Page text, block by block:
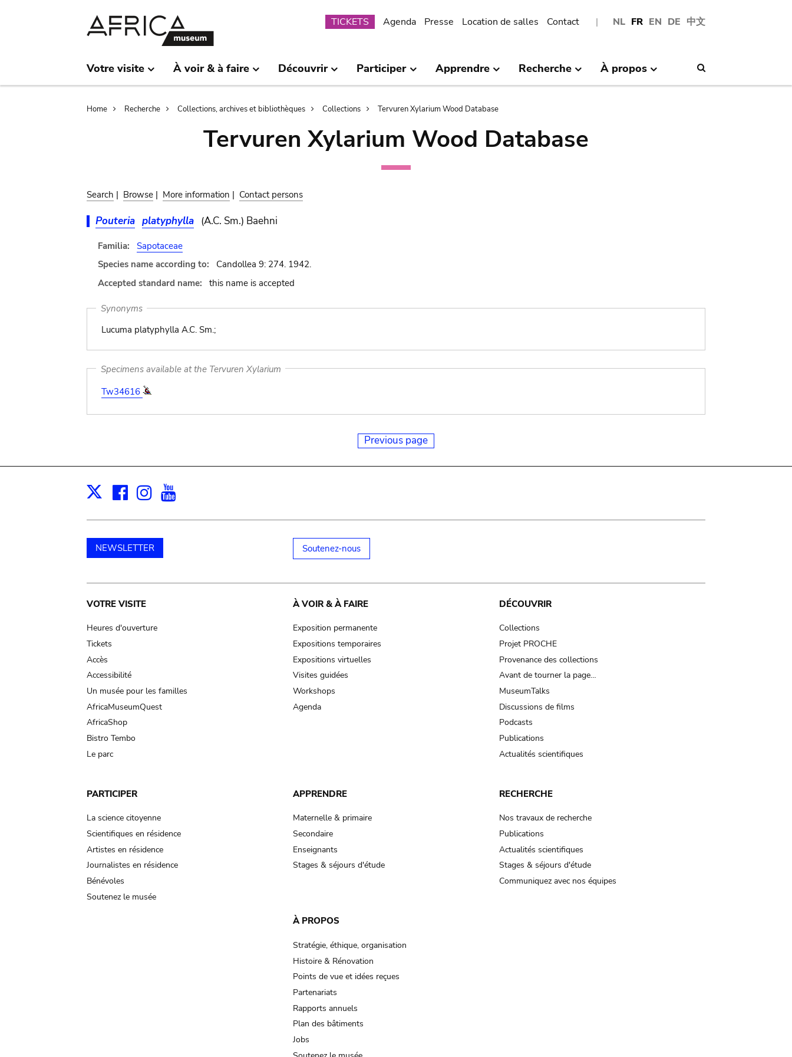
NL FR EN DE 中文
Submenu
TICKETS Agenda Presse Location de salles Contact
Votre visite À voir & à faire Découvrir Participer Apprendre Recherche À propos
Breadcrumb
Home Recherche Collections, archives et bibliothèques Collections Tervuren Xylarium Wood Database
Tervuren Xylarium Wood Database
Search | Browse | More information | Contact persons
Pouteria platyphylla (A.C. Sm.) Baehni
Familia:
Sapotaceae
Species name according to:
Candollea 9: 274. 1942.
Accepted standard name:
this name is accepted
Synonyms
Lucuma platyphylla A.C. Sm.;
Specimens available at the Tervuren Xylarium
Tw34616
Previous page
X Facebook
Instagram
NEWSLETTER Soutenez-nous
Main
navigation
VOTRE VISITE
Heures d'ouverture
Tickets
Accès
Accessibilité
Un musée pour les familles
AfricaMuseumQuest
AfricaShop
Bistro Tembo
Le parc
À VOIR & À FAIRE
Exposition permanente
Expositions temporaires
Expositions virtuelles
Visites guidées
Workshops
Agenda
DÉCOUVRIR
Collections
Projet PROCHE
Provenance des collections
Avant de tourner la page…
MuseumTalks
Discussions de films
Podcasts
Publications
Actualités scientifiques
PARTICIPER
La science citoyenne
Scientifiques en résidence
Artistes en résidence
Journalistes en résidence
Bénévoles
Soutenez le musée
APPRENDRE
Maternelle & primaire
Secondaire
Enseignants
Stages & séjours d'étude
RECHERCHE
Nos travaux de recherche
Publications
Actualités scientifiques
Stages & séjours d'étude
Communiquez avec nos équipes
À PROPOS
Stratégie, éthique, organisation
Histoire & Rénovation
Points de vue et idées reçues
Partenariats
Rapports annuels
Plan des bâtiments
Jobs